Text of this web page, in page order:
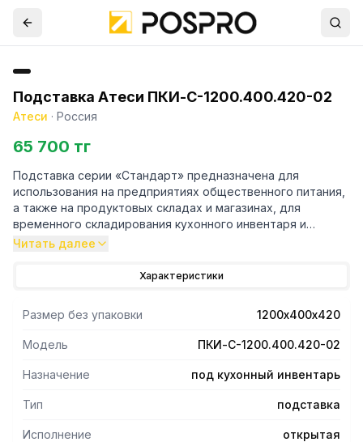
Подставка Атеси ПКИ-С-1200.400.420-02
Атеси · Россия
65 700 тг
Подставка серии «Стандарт» предназначена для
использования на предприятиях общественного питания,
а также на продуктовых складах и магазинах, для
временного складирования кухонного инвентаря и
продуктов питания.
- Полностью из шлифованной легированной стали
позволяющие компенсировать неровности пола.
- Изделие разборное и поставляется в удобной упаковке,
что облегчает их транспортировку и хранение.
Читать далее
Характеристики
Размер без упаковки 1200х400х420
Модель ПКИ-С-1200.400.420-02
Назначение под кухонный инвентарь
Тип подставка
Исполнение открытая